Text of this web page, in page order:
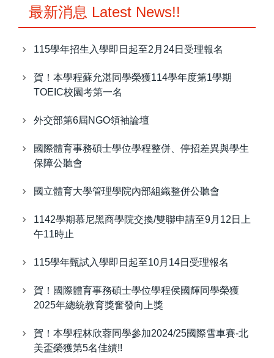
最新消息 Latest News!!
115學年招生入學即日起至2月24日受理報名
賀！本學程蘇允湛同學榮獲114學年度第1學期
TOEIC校園考第一名
外交部第6屆NGO領袖論壇
國際體育事務碩士學位學程整併、停招差異與學生
保障公聽會
國立體育大學管理學院內部組織整併公聽會
1142學期慕尼黑商學院交換/雙聯申請至9月12日上
午11時止
115學年甄試入學即日起至10月14日受理報名
賀！國際體育事務碩士學位學程侯國輝同學榮獲
2025年總統教育獎奮發向上獎
賀！本學程林欣蓉同學參加2024/25國際雪車賽-北
美盃榮獲第5名佳績!!